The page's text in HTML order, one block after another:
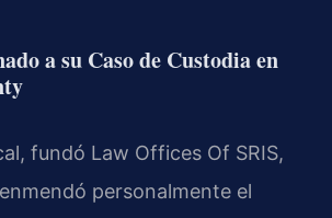
a su Caso de Custodia en
fundó Law Offices Of SRIS,
personalmente el